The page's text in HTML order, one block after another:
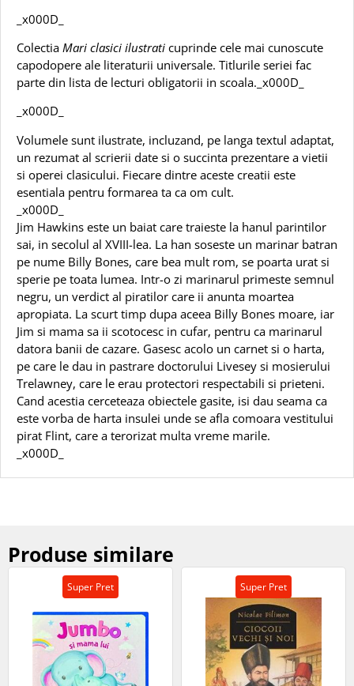
_x000D_
Colectia Mari clasici ilustrati cuprinde cele mai cunoscute
capodopere ale literaturii universale. Titlurile seriei fac
parte din lista de lecturi obligatorii in scoala._x000D_
_x000D_
Volumele sunt ilustrate, incluzand, pe langa textul adaptat,
un rezumat al scrierii date si o succinta prezentare a vietii
si operei clasicului. Fiecare dintre aceste creatii este
esentiala pentru formarea ta ca om cult.
_x000D_
Jim Hawkins este un baiat care traieste la hanul parintilor
sai, in secolul al XVIII-lea. La han soseste un marinar batran
pe nume Billy Bones, care bea mult rom, se poarta urat si
sperie pe toata lumea. Intr-o zi marinarul primeste semnul
negru, un verdict al piratilor care ii anunta moartea
apropiata. La scurt timp dupa aceea Billy Bones moare, iar
Jim si mama sa ii scotocesc in cufar, pentru ca marinarul
datora banii de cazare. Gasesc acolo un carnet si o harta,
pe care le dau in pastrare doctorului Livesey si mosierului
Trelawney, care le erau protectori respectabili si prieteni.
Cand acestia cerceteaza obiectele gasite, isi dau seama ca
este vorba de harta insulei unde se afla comoara vestitului
pirat Flint, care a terorizat multa vreme marile.
_x000D_
Produse similare
Super Pret Super Pret